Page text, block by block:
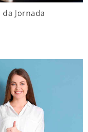
Jornada